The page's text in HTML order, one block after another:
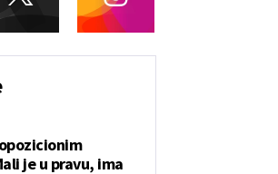
je u pravu, ima